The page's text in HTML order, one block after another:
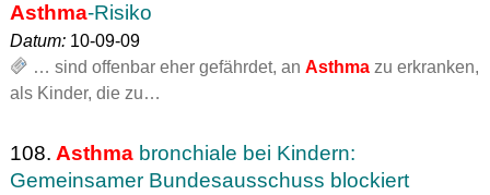
Asthma-Risiko
Datum:10-09-09
… sind offenbar eher gefährdet, an Asthmazu erkranken,
als Kinder, die zu…
108. Asthmabronchiale bei Kindern:
Gemeinsamer Bundesausschuss blockiert